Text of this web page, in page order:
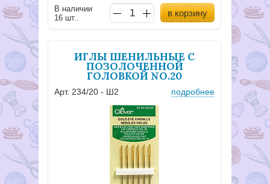
В наличии
16 шт..
в корзину
ИГЛЫ ШЕНИЛЬНЫЕ С
ПОЗОЛОЧЕННОЙ
ГОЛОВКОЙ NO.20
Арт. 234/20 - Ш2 подробнее